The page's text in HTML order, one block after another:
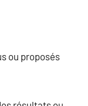
ou proposés